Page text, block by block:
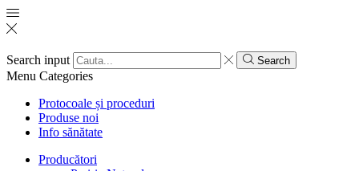
Search input Search
Menu Categories
Protocoale și proceduri
Produse noi
Info sănătate
Producători